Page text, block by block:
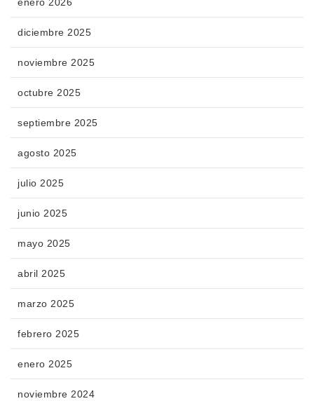
diciembre 2025
noviembre 2025
octubre 2025
septiembre 2025
agosto 2025
julio 2025
junio 2025
mayo 2025
abril 2025
marzo 2025
febrero 2025
enero 2025
noviembre 2024